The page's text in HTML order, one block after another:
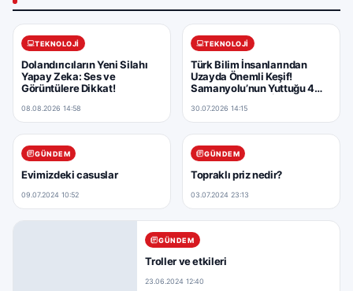
TEKNOLOJI
Dolandırıcıların Yeni Silahı
Yapay Zeka: Ses ve
Görüntülere Dikkat!
08.08.2026 14:58
TEKNOLOJI
Türk Bilim İnsanlarından
Uzayda Önemli Keşif!
Samanyolu’nun Yuttuğu 4
Ulaşıldı
30.07.2026 14:15
GÜNDEM
Evimizdeki casuslar
09.07.2024 10:52
GÜNDEM
Topraklı priz nedir?
03.07.2024 23:13
GÜNDEM
Troller ve etkileri
23.06.2024 12:40